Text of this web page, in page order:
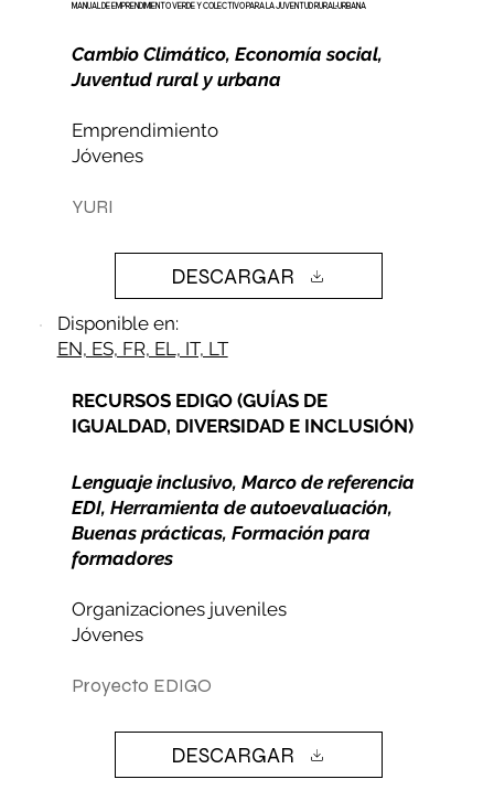
MANUAL DE EMPRENDIMIENTO VERDE Y COLECTIVO PARA LA JUVENTUD RURAL-URBANA
Cambio Climático, Economía social,
Juventud rural y urbana
Emprendimiento
Jóvenes
YURI
DESCARGAR
Disponible en:
EN, ES, FR, EL, IT, LT
RECURSOS EDIGO (GUÍAS DE
IGUALDAD, DIVERSIDAD E INCLUSIÓN)
Lenguaje inclusivo, Marco de referencia
EDI, Herramienta de autoevaluación,
Buenas prácticas, Formación para
formadores
Organizaciones juveniles
Jóvenes
Proyecto EDIGO
DESCARGAR